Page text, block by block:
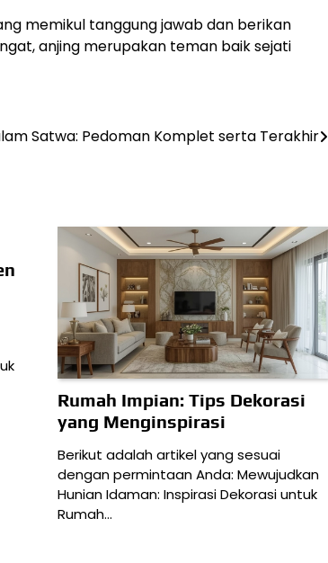
memikul tanggung jawab dan berikan
anjing merupakan teman baik sejati
Satwa: Pedoman Komplet serta Terakhir
Rumah Impian: Tips Dekorasi
yang Menginspirasi
Berikut adalah artikel yang sesuai
dengan permintaan Anda: Mewujudkan
Hunian Idaman: Inspirasi Dekorasi untuk
Rumah…